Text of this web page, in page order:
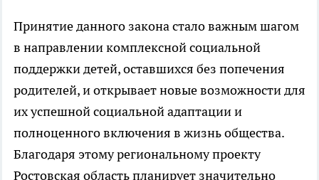
Принятие данного закона стало важным шагом
в направлении комплексной социальной
поддержки детей, оставшихся без попечения
родителей, и открывает новые возможности для
их успешной социальной адаптации и
полноценного включения в жизнь общества.
Благодаря этому региональному проекту
Ростовская область планирует значительно